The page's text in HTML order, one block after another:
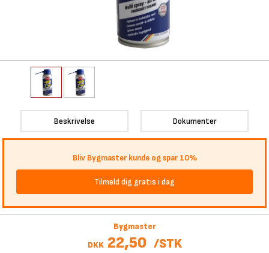
Beskrivelse Dokumenter
Bliv Bygmaster kunde og spar 10%
Tilmeld dig gratis i dag
Bygmaster
DKK 22,50 /STK